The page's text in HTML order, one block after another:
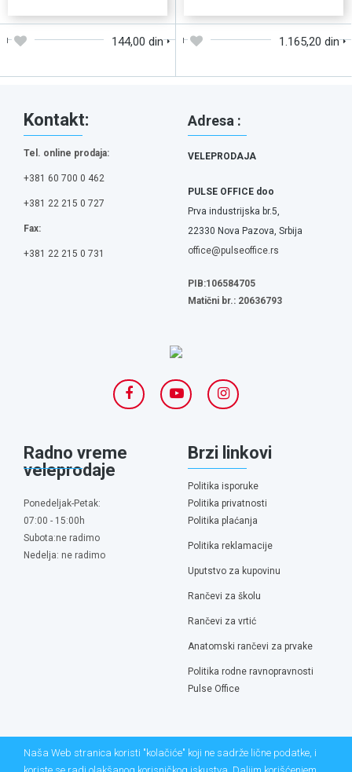
144,00 din 1.165,20 din
Kontakt:
Tel. online prodaja:
+381 60 700 0 462
+381 22 215 0 727
Fax:
+381 22 215 0 731
Adresa :
VELEPRODAJA
PULSE OFFICE doo
Prva industrijska br.5,
22330 Nova Pazova, Srbija
office@pulseoffice.rs
PIB:106584705
Matični br.: 20636793
Radno vreme
veleprodaje
Ponedeljak-Petak:
07:00 - 15:00h
Subota:ne radimo
Nedelja: ne radimo
Brzi linkovi
Politika isporuke
Politika privatnosti
Politika plaćanja
Politika reklamacije
Uputstvo za kupovinu
Rančevi za školu
Rančevi za vrtić
Anatomski rančevi za prvake
Politika rodne ravnopravnosti
Pulse Office
Naša Web stranica koristi "kolačiće" koji ne sadrže lične podatke, i